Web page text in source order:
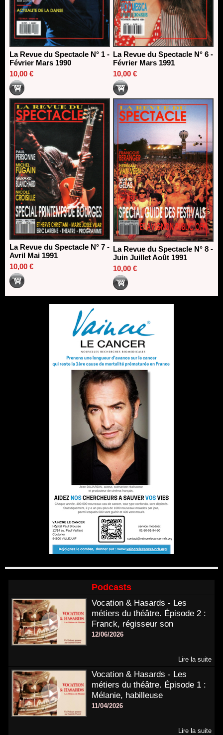
La Revue du Spectacle N° 1 -
Février Mars 1990
10,00 €
La Revue du Spectacle N° 6 -
Février Mars 1991
10,00 €
La Revue du Spectacle N° 7 -
Avril Mai 1991
10,00 €
La Revue du Spectacle N° 8 -
Juin Juillet Août 1991
10,00 €
Podcasts
Vocation & Hasards - Les
métiers du théâtre. Épisode 2 :
Franck, régisseur son
12/06/2026
Lire la suite
Vocation & Hasards - Les
métiers du théâtre. Épisode 1 :
Mélanie, habilleuse
11/04/2026
Lire la suite